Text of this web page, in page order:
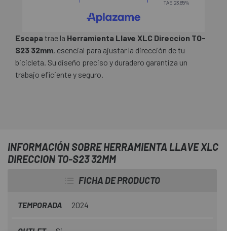
Escapatrae la Herramienta Llave XLC Direccion TO-
S23 32mm, esencial para ajustar la dirección de tu
bicicleta. Su diseño preciso y duradero garantiza un
trabajo eficiente y seguro.
INFORMACIÓN SOBRE HERRAMIENTA LLAVE XLC
DIRECCION TO-S23 32MM
FICHA DE PRODUCTO
TEMPORADA 2024